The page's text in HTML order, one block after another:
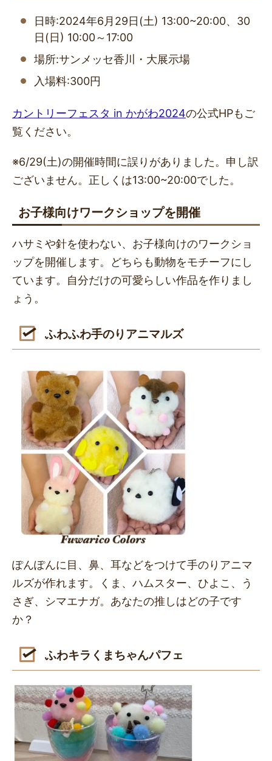
日時:2024年6月29日(土) 13:00~20:00、30
日(日) 10:00～17:00
場所:サンメッセ香川・大展示場
入場料:300円
カントリーフェスタ in かがわ2024の公式HPもご
覧ください。
※6/29(土)の開催時間に誤りがありました。申し訳
ございません。正しくは13:00~20:00でした。
お子様向けワークショップを開催
ハサミや針を使わない、お子様向けのワークショ
ップを開催します。どちらも動物をモチーフにし
ています。自分だけの可愛らしい作品を作りまし
ょう。
ふわふわ手のりアニマルズ
ぽんぽんに目、鼻、耳などをつけて手のりアニマ
ルズが作れます。くま、ハムスター、ひよこ、う
さぎ、シマエナガ。あなたの推しはどの子です
か？
ふわキラくまちゃんパフェ